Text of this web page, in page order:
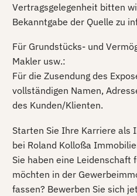
Vertragsgelegenheit bitten
Bekanntgabe der Quelle zu
Für Grundstücks- und
Makler usw.:
Für die Zusendung des
vollständigen Namen,
des Kunden/Klienten.
Starten Sie Ihre Karriere als
bei Roland Kolloßa
Sie haben eine Leidenschaft
möchten in der
fassen? Bewerben Sie sich